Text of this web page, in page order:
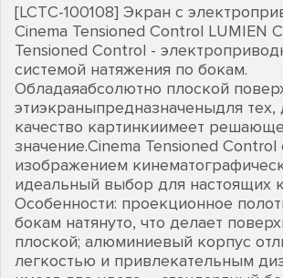
[LCTC-100108] Экран с
Cinema Tensioned Control LUMIEN
Tensioned Control -
системой натяжения по бокам.
Обладаяабсолютно плоской
этиэкраныпредназначеныдля тех,
качество картинкиимеет
значение.Сinema Tensioned Control
изображением
идеальный выбор для настоящих
Особенности: проекционное
бокам натянуто, что делает
плоской; алюминиевый корпус
легкостью и привлекательным